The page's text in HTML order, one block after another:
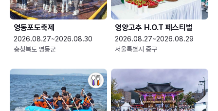
영동포도축제
2026.08.27~2026.08.30
충청북도 영동군
영양고추 H.O.T 페스티벌
2026.08.27~2026.08.29
서울특별시 중구